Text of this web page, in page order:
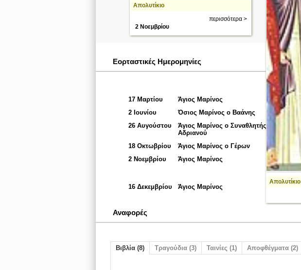
Απολυτίκιο
Απολυτίκιο
περισσότερα >
2 Νοεμβρίου
Εορταστικές Ημερομηνίες
17 Μαρτίου
Άγιος Μαρίνος
2 Ιουνίου
Όσιος Μαρίνος ο Βαάνης
26 Αυγούστου
Άγιος Μαρίνος ο Συναθλητής του Αγίου
Aδριανού
18 Οκτωβρίου
Άγιος Μαρίνος ο Γέρων
2 Νοεμβρίου
Άγιος Μαρίνος
16 Δεκεμβρίου
Άγιος Μαρίνος
Αναφορές
Βιβλία (8) Τραγούδια (3) Ταινίες (1) Αποφθέγματα (2)